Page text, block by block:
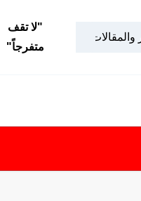
"لا تقف
متفرجاً"